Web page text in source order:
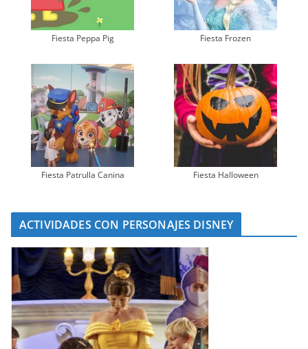
Fiesta Peppa Pig Fiesta Frozen
Fiesta Patrulla Canina Fiesta Halloween
ACTIVIDADES CON PERSONAJES DISNEY